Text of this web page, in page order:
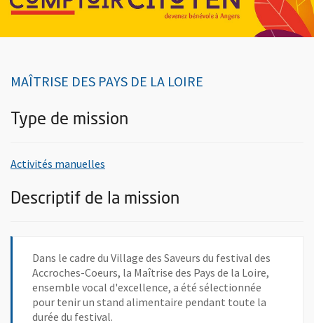
MAÎTRISE DES PAYS DE LA LOIRE
Type de mission
Activités manuelles
Descriptif de la mission
Dans le cadre du Village des Saveurs du festival des
Accroches-Coeurs, la Maîtrise des Pays de la Loire,
ensemble vocal d'excellence, a été sélectionnée
pour tenir un stand alimentaire pendant toute la
durée du festival.